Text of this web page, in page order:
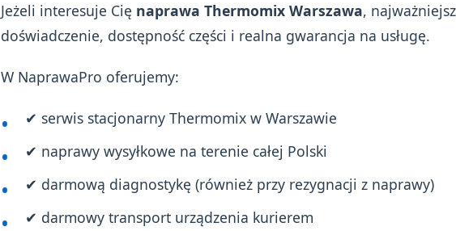
Jeżeli interesuje Cię naprawa Thermomix Warszawa,
doświadczenie, dostępność części i realna gwarancja na usługę.
W NaprawaPro oferujemy:
✔ serwis stacjonarny Thermomix w Warszawie
✔ naprawy wysyłkowe na terenie całej Polski
✔ darmową diagnostykę (również przy rezygnacji z naprawy)
✔ darmowy transport urządzenia kurierem